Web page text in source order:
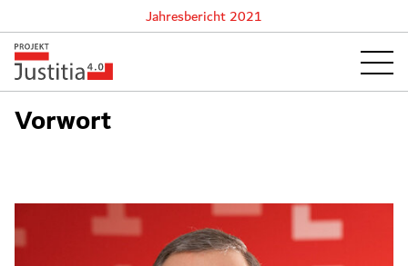
Jahresbericht 2021
Vorwort